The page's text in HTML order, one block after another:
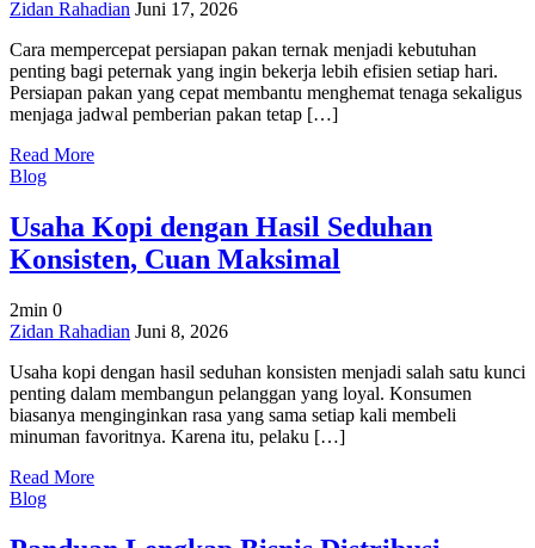
on
Mempercepat
Persiapan
Pakan
Ternak
Praktis
Zidan Rahadian Juni 17, 2026
Cara mempercepat persiapan pakan ternak menjadi kebutuhan
penting bagi peternak yang ingin bekerja lebih efisien setiap hari.
Persiapan pakan yang cepat membantu menghemat tenaga sekaligus
menjaga jadwal pemberian pakan tetap […]
Read More
Blog
Usaha Kopi dengan Hasil Seduhan
Konsisten, Cuan Maksimal
2min 0
on
Kopi
dengan
Hasil
Seduhan
Cuan
Maksimal
Zidan Rahadian Juni 8, 2026
Usaha kopi dengan hasil seduhan konsisten menjadi salah satu kunci
penting dalam membangun pelanggan yang loyal. Konsumen
biasanya menginginkan rasa yang sama setiap kali membeli
minuman favoritnya. Karena itu, pelaku […]
Read More
Blog